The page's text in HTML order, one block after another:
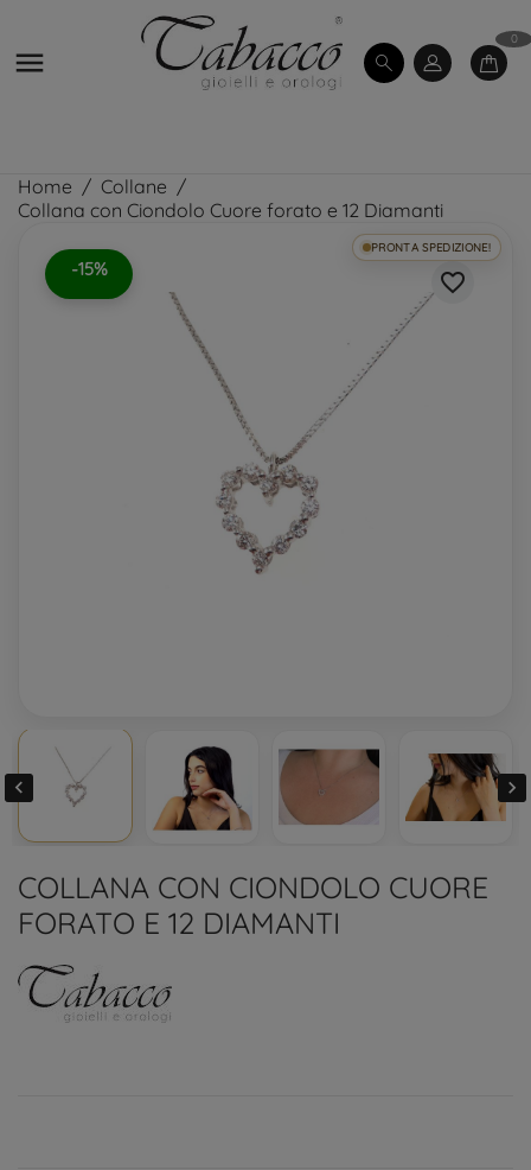

0
Home
Collane
Collana con Ciondolo Cuore forato e 12 Diamanti
-15%
PRONTA SPEDIZIONE!
favorite_border
 
COLLANA CON CIONDOLO CUORE
FORATO E 12 DIAMANTI